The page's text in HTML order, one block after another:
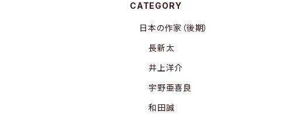
CATEGORY
日本の作家（後期）
長新太
井上洋介
宇野亜喜良
和田誠